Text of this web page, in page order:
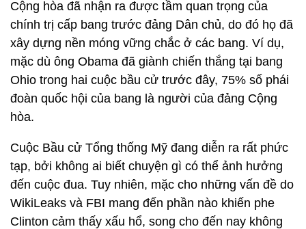
Cộng hòa đã nhận ra được tầm quan trọng của
chính trị cấp bang trước đảng Dân chủ, do đó họ đã
xây dựng nền móng vững chắc ở các bang. Ví dụ,
mặc dù ông Obama đã giành chiến thắng tại bang
Ohio trong hai cuộc bầu cử trước đây, 75% số phái
đoàn quốc hội của bang là người của đảng Cộng
hòa.
Cuộc Bầu cử Tổng thống Mỹ đang diễn ra rất phức
tạp, bởi không ai biết chuyện gì có thể ảnh hưởng
đến cuộc đua. Tuy nhiên, mặc cho những vấn đề do
WikiLeaks và FBI mang đến phần nào khiến phe
Clinton cảm thấy xấu hổ, song cho đến nay không